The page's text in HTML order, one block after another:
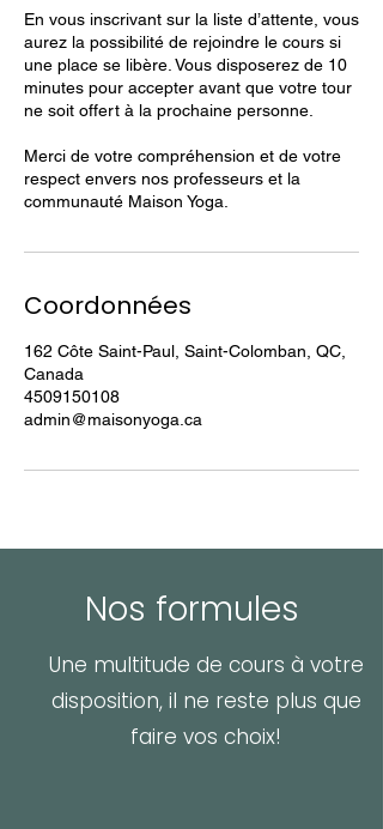
En vous inscrivant sur la liste d’attente, vous
aurez la possibilité de rejoindre le cours si
une place se libère. Vous disposerez de 10
minutes pour accepter avant que votre tour
ne soit offert à la prochaine personne.
Merci de votre compréhension et de votre
respect envers nos professeurs et la
communauté Maison Yoga.
Coordonnées
162 Côte Saint-Paul, Saint-Colomban, QC,
Canada
4509150108
admin@maisonyoga.ca
Nos formules
Une multitude de cours à votre
disposition, il ne reste plus que
faire vos choix!